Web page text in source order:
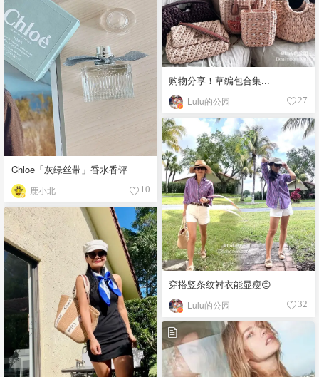
Chloe「灰绿丝带」香水香评
鹿小北 10
购物分享！草编包合集...
Lulu的公园 27
穿搭竖条纹衬衣能显瘦😌
Lulu的公园 32